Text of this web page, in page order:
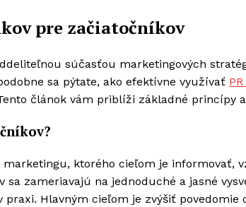
pre začiatočníkov
súčasťou marketingových
sa pýtate, ako efektívne využívať
článok vám priblíži základné princípy
marketingu, ktorého cieľom je informovať,
sa zameriavajú na jednoduché a jasné
Hlavným cieľom je zvýšiť